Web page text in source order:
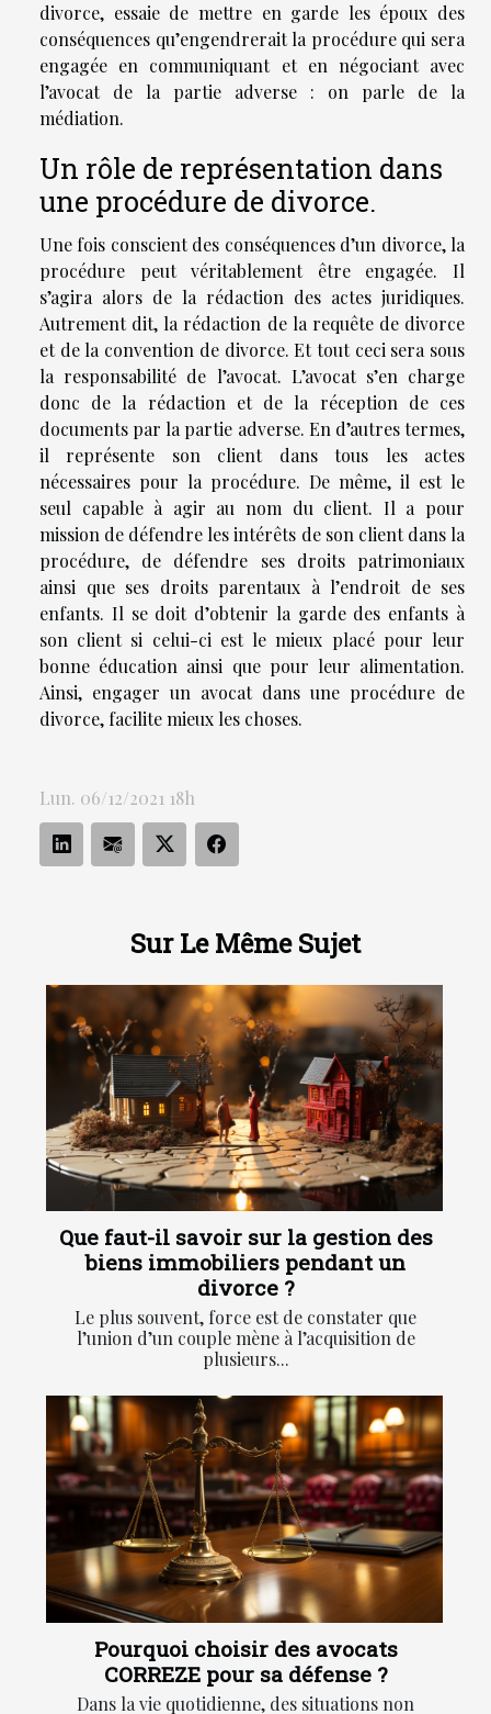
Sur Le Même Sujet
Que faut-il savoir sur la gestion des
biens immobiliers pendant un
divorce ?
Le plus souvent, force est de constater que
l’union d’un couple mène à l’acquisition de
plusieurs...
Pourquoi choisir des avocats
CORREZE pour sa défense ?
Dans la vie quotidienne, des situations non
divorce, essaie de mettre en garde les époux des
conséquences qu’engendrerait la procédure qui sera
engagée en communiquant et en négociant avec
l’avocat de la partie adverse : on parle de la
médiation.
Un rôle de représentation dans
une procédure de divorce.
Une fois conscient des conséquences d’un divorce, la
procédure peut véritablement être engagée. Il
s’agira alors de la rédaction des actes juridiques.
Autrement dit, la rédaction de la requête de divorce
et de la convention de divorce. Et tout ceci sera sous
la responsabilité de l’avocat. L’avocat s’en charge
donc de la rédaction et de la réception de ces
documents par la partie adverse. En d’autres termes,
il représente son client dans tous les actes
nécessaires pour la procédure. De même, il est le
seul capable à agir au nom du client. Il a pour
mission de défendre les intérêts de son client dans la
procédure, de défendre ses droits patrimoniaux
ainsi que ses droits parentaux à l’endroit de ses
enfants. Il se doit d’obtenir la garde des enfants à
son client si celui-ci est le mieux placé pour leur
bonne éducation ainsi que pour leur alimentation.
Ainsi, engager un avocat dans une procédure de
divorce, facilite mieux les choses.
Lun. 06/12/2021 18h